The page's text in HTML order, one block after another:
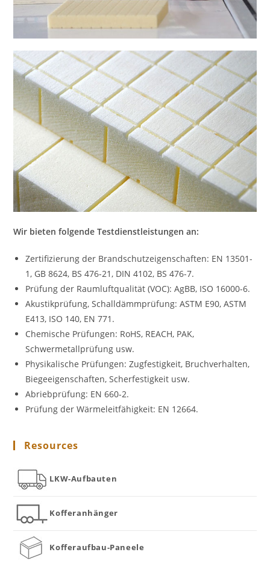
Wir bieten folgende Testdienstleistungen an:
Zertifizierung der Brandschutzeigenschaften: EN 13501-
1, GB 8624, BS 476-21, DIN 4102, BS 476-7.
Prüfung der Raumluftqualität (VOC): AgBB, ISO 16000-6.
Akustikprüfung, Schalldämmprüfung: ASTM E90, ASTM
E413, ISO 140, EN 771.
Chemische Prüfungen: RoHS, REACH, PAK,
Schwermetallprüfung usw.
Physikalische Prüfungen: Zugfestigkeit, Bruchverhalten,
Biegeeigenschaften, Scherfestigkeit usw.
Abriebprüfung: EN 660-2.
Prüfung der Wärmeleitfähigkeit: EN 12664.
Resources
LKW-Aufbauten
Kofferanhänger
Kofferaufbau-Paneele